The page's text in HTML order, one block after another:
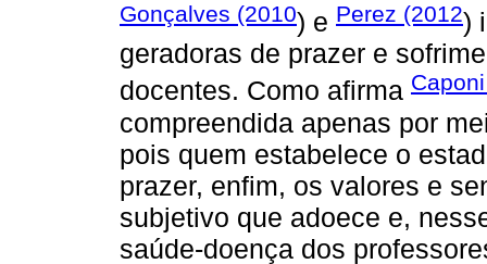
Gonçalves (2010) e Perez (2012)
geradoras de prazer e
docentes. Como afirma
compreendida apenas por
pois quem estabelece o
prazer, enfim, os valores e
subjetivo que adoece e,
saúde-doença dos